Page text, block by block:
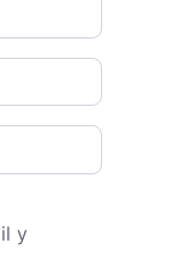
y